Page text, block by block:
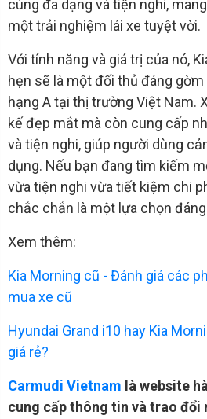
cùng đa dạng và tiện nghi,
một trải nghiệm lái xe tuyệt vời.
Với tính năng và giá trị của nó,
hẹn sẽ là một đối thủ đáng
hạng A tại thị trường Việt Nam.
kế đẹp mắt mà còn cung cấp
và tiện nghi, giúp người dùng
dụng. Nếu bạn đang tìm kiếm
vừa tiện nghi vừa tiết kiệm chi
chắc chắn là một lựa chọn
Xem thêm:
Kia Morning cũ - Đánh giá các
mua xe cũ
Hyundai Grand i10 hay Kia
giá rẻ?
Carmudi Vietnam là website
cung cấp thông tin và trao đổi